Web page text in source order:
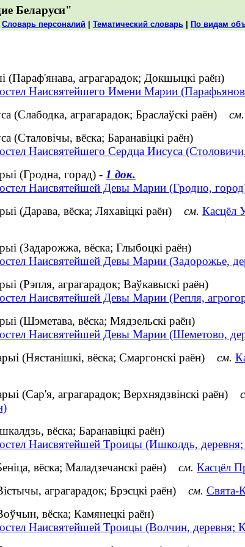
Беларуси"
Словарь персоналий Тематический словарь По видам
(Параф'янава, аграгарадок; Докшыцкі раён)
Наисвятейшего Имени Марии
(Слабодка, аграгарадок; Браслаўскі раён) см.
(Сталовічы, вёска; Баранавіцкі раён)
Наисвятейшего Сердца Иисуса
(Гродна, горад) - 1 док.
Наисвятейшей Девы Марии (Гродно,
(Дарава, вёска; Ляхавіцкі раён) см. Касцёл
(Задарожжа, вёска; Глыбоцкі раён)
Наисвятейшей Девы Марии (Задорожье,
(Рэпля, аграгарадок; Ваўкавыскі раён)
Наисвятейшей Девы Марии (Репля,
(Шэметава, вёска; Мядзельскі раён)
Наисвятейшей Девы Марии (Шеметово,
(Нястанішкі, вёска; Смаргонскі раён) см.
(Сар'я, аграгарадок; Верхнядзвінскі раён)
вёска; Баранавіцкі раён)
Наисвятейшей Троицы (Ишколдь,
вёска; Маладзечанскі раён) см. Касцёл
аграгарадок; Брэсцкі раён) см. Свята-
вёска; Камянецкі раён)
Наисвятейшей Троицы (Волчин, деревня;